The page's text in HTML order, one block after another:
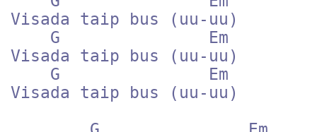
Visada taip bus (uu-uu)
Visada taip bus (uu-uu)
Visada taip bus (uu-uu)